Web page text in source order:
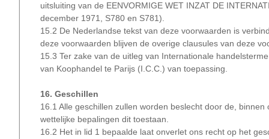
uitsluiting van de EENVORMIGE WET INZAT DE
december 1971, S780 en S781).
15.2 De Nederlandse tekst van deze voorwaarden is
deze voorwaarden blijven de overige clausules van deze
15.3 Ter zake van de uitleg van Internationale
van Koophandel te Parijs (I.C.C.) van toepassing.
16. Geschillen
16.1 Alle geschillen zullen worden beslecht door de,
wettelijke bepalingen dit toestaan.
16.2 Het in lid 1 bepaalde laat onverlet ons recht op het